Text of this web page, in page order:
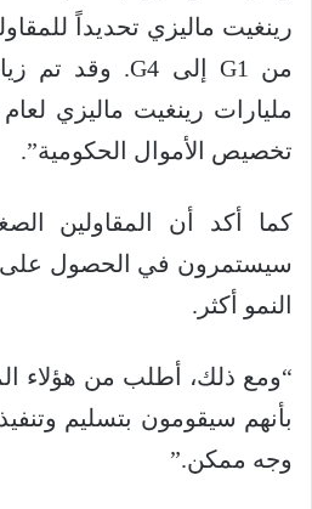
رينغيت ماليزي تحديداً
تخصيص الأموال الحكومية”.
كما أكد أن المقاولين
سيستمرون في الحصول على
النمو أكثر.
“ومع ذلك، أطلب من هؤلاء
بأنهم سيقومون بتسليم
وجه ممكن.”